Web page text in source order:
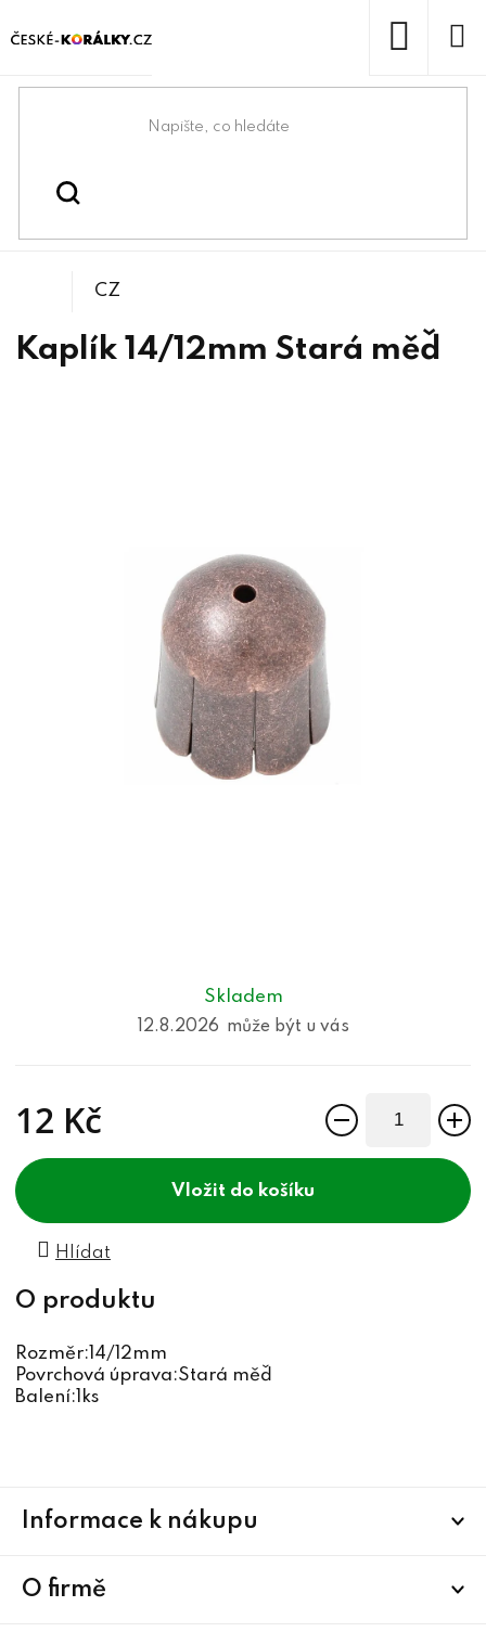
na
Domů
Bižuterní komponenty
Skladem
12.8.2026
12 Kč
do košíku
Hlídat
Kaplík 14/12mm Stará měď
CZ
Rozměr:14/12mm
Povrchová úprava:Stará měď
Balení:1ks
Informace k nákupu
O firmě